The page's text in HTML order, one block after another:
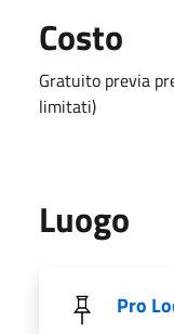
Costo
Gratuito previa
limitati)
Luogo
Pro